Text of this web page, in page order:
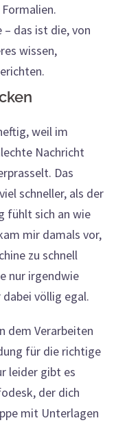
– das ist die, von
wissen,
weil im
Nachricht
Das
schneller, als der
fühlt sich an wie
mir damals vor,
zu schnell
nur irgendwie
völlig egal.
dem Verarbeiten
für die richtige
leider gibt es
der dich
mit Unterlagen